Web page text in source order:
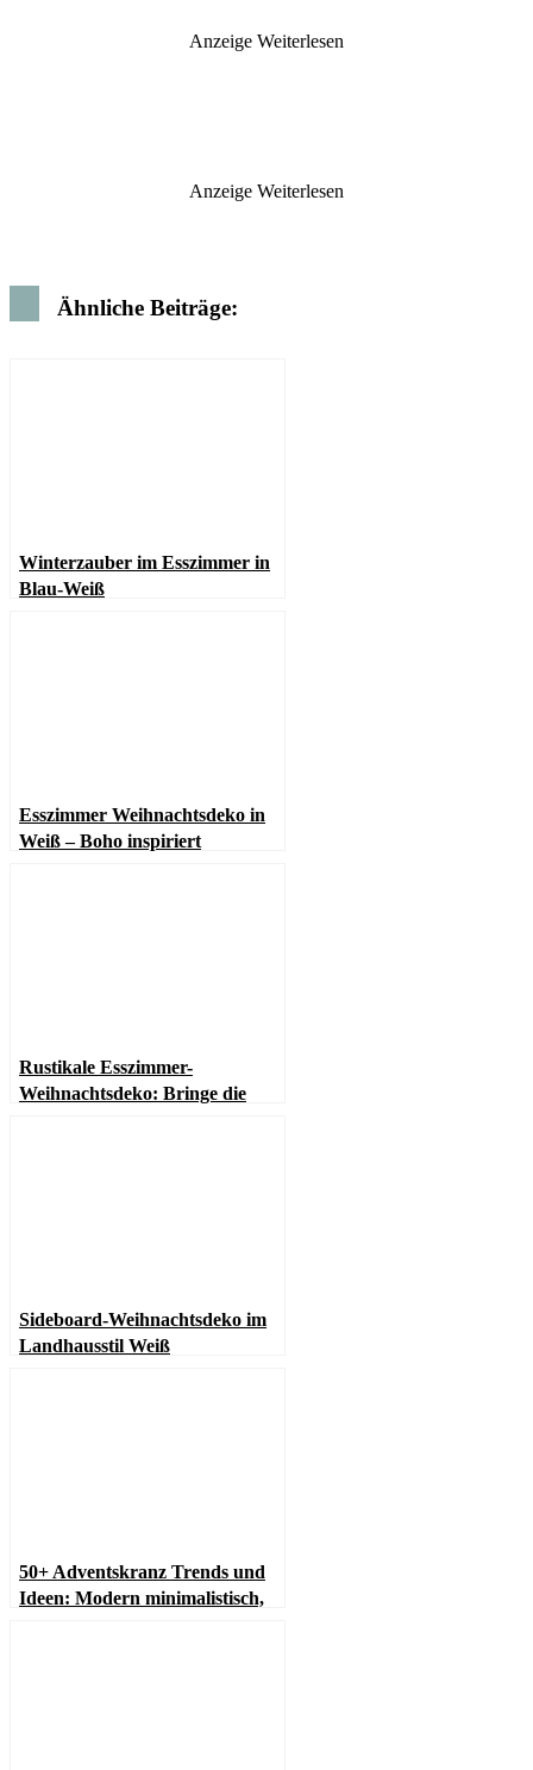
Anzeige Weiterlesen
Anzeige Weiterlesen
Ähnliche Beiträge:
Winterzauber im Esszimmer in
Blau-Weiß
Esszimmer Weihnachtsdeko in
Weiß – Boho inspiriert
Rustikale Esszimmer-
Weihnachtsdeko: Bringe die
Sideboard-Weihnachtsdeko im
Landhausstil Weiß
50+ Adventskranz Trends und
Ideen: Modern minimalistisch,